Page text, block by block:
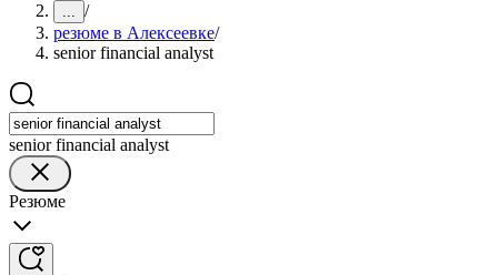
... /
резюме в Алексеевке/
senior financial analyst
senior financial analyst
Резюме